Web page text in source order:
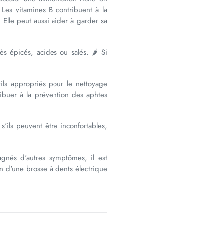
vitamines B contribuent à la
peut aussi aider à garder sa
épicés, acides ou salés. 🌶 Si
appropriés pour le nettoyage
à la prévention des aphtes
peuvent être inconfortables,
d'autres symptômes, il est
d'une brosse à dents électrique